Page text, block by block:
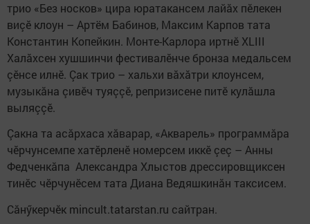
трио «Без носков» цира юратакансем лайăх пӗлекен
виçӗ клоун – Артём Бабинов, Максим Карпов тата
Константин Копейкин. Монте-Карлора иртнӗ XLIII
Халăхсен хушшинчи фестивалӗнче бронза медальсем
çӗнсе илнӗ. Çак трио – хальхи вăхăтри клоунсем,
музыкăна çивӗч туяççӗ, репризисене питӗ кулăшла
выляççӗ.
Çакна та асăрхаса хăварар, «Акварель» программăра
чӗрчунсемпе хатӗрленӗ номерсем иккӗ çеç – Анны
Федченкăпа Александра Хлыстов дрессировщиксен
тинӗс чӗрчунӗсем тата Диана Ведяшкинăн таксисем.
Сăнӳкерчӗк mincult.tatarstan.ru сайтран.